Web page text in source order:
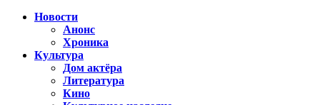
Новости
Анонс
Хроника
Культура
Дом актёра
Литература
Кино